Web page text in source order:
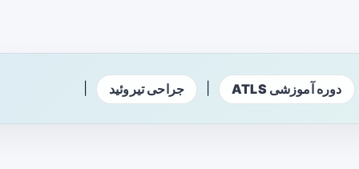
دوره آموزشی ATLS جراحی تیروئید